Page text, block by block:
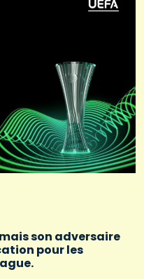
son adversaire
pour les